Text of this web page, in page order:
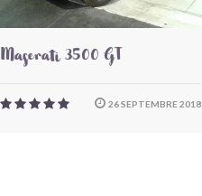
Maserati 3500 GT
26 SEPTEMBRE 2018